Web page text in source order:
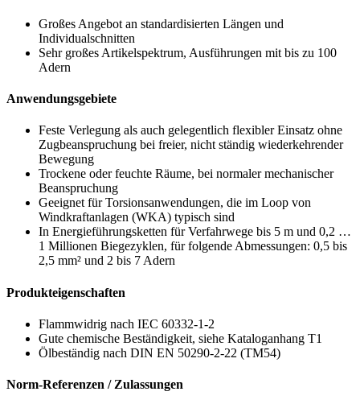
Großes Angebot an standardisierten Längen und
Individualschnitten
Sehr großes Artikelspektrum, Ausführungen mit bis zu 100
Adern
Anwendungsgebiete
Feste Verlegung als auch gelegentlich flexibler Einsatz ohne
Zugbeanspruchung bei freier, nicht ständig wiederkehrender
Bewegung
Trockene oder feuchte Räume, bei normaler mechanischer
Beanspruchung
Geeignet für Torsionsanwendungen, die im Loop von
Windkraftanlagen (WKA) typisch sind
In Energieführungsketten für Verfahrwege bis 5 m und 0,2 …
1 Millionen Biegezyklen, für folgende Abmessungen: 0,5 bis
2,5 mm² und 2 bis 7 Adern
Produkteigenschaften
Flammwidrig nach IEC 60332-1-2
Gute chemische Beständigkeit, siehe Kataloganhang T1
Ölbeständig nach DIN EN 50290-2-22 (TM54)
Norm-Referenzen / Zulassungen